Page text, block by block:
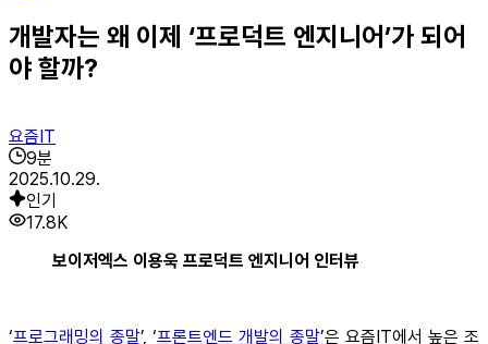
개발자는 왜 이제 ‘프로덕트 엔지니어’가 되어
야 할까?
요즘IT
9분
2025.10.29.
인기
17.8K
보이저엑스 이용욱 프로덕트 엔지니어 인터뷰
‘프로그래밍의 종말’, ‘프론트엔드 개발의 종말’은 요즘IT에서 높은 조